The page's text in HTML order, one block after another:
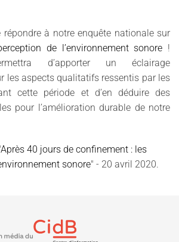
répondre à notre enquête nationale sur
de l’environnement sonore !
d’apporter un éclairage
les aspects qualitatifs ressentis par les
cette période et d’en déduire des
pour l’amélioration durable de notre
Après 40 jours de confinement : les
sonore" - 20 avril 2020.